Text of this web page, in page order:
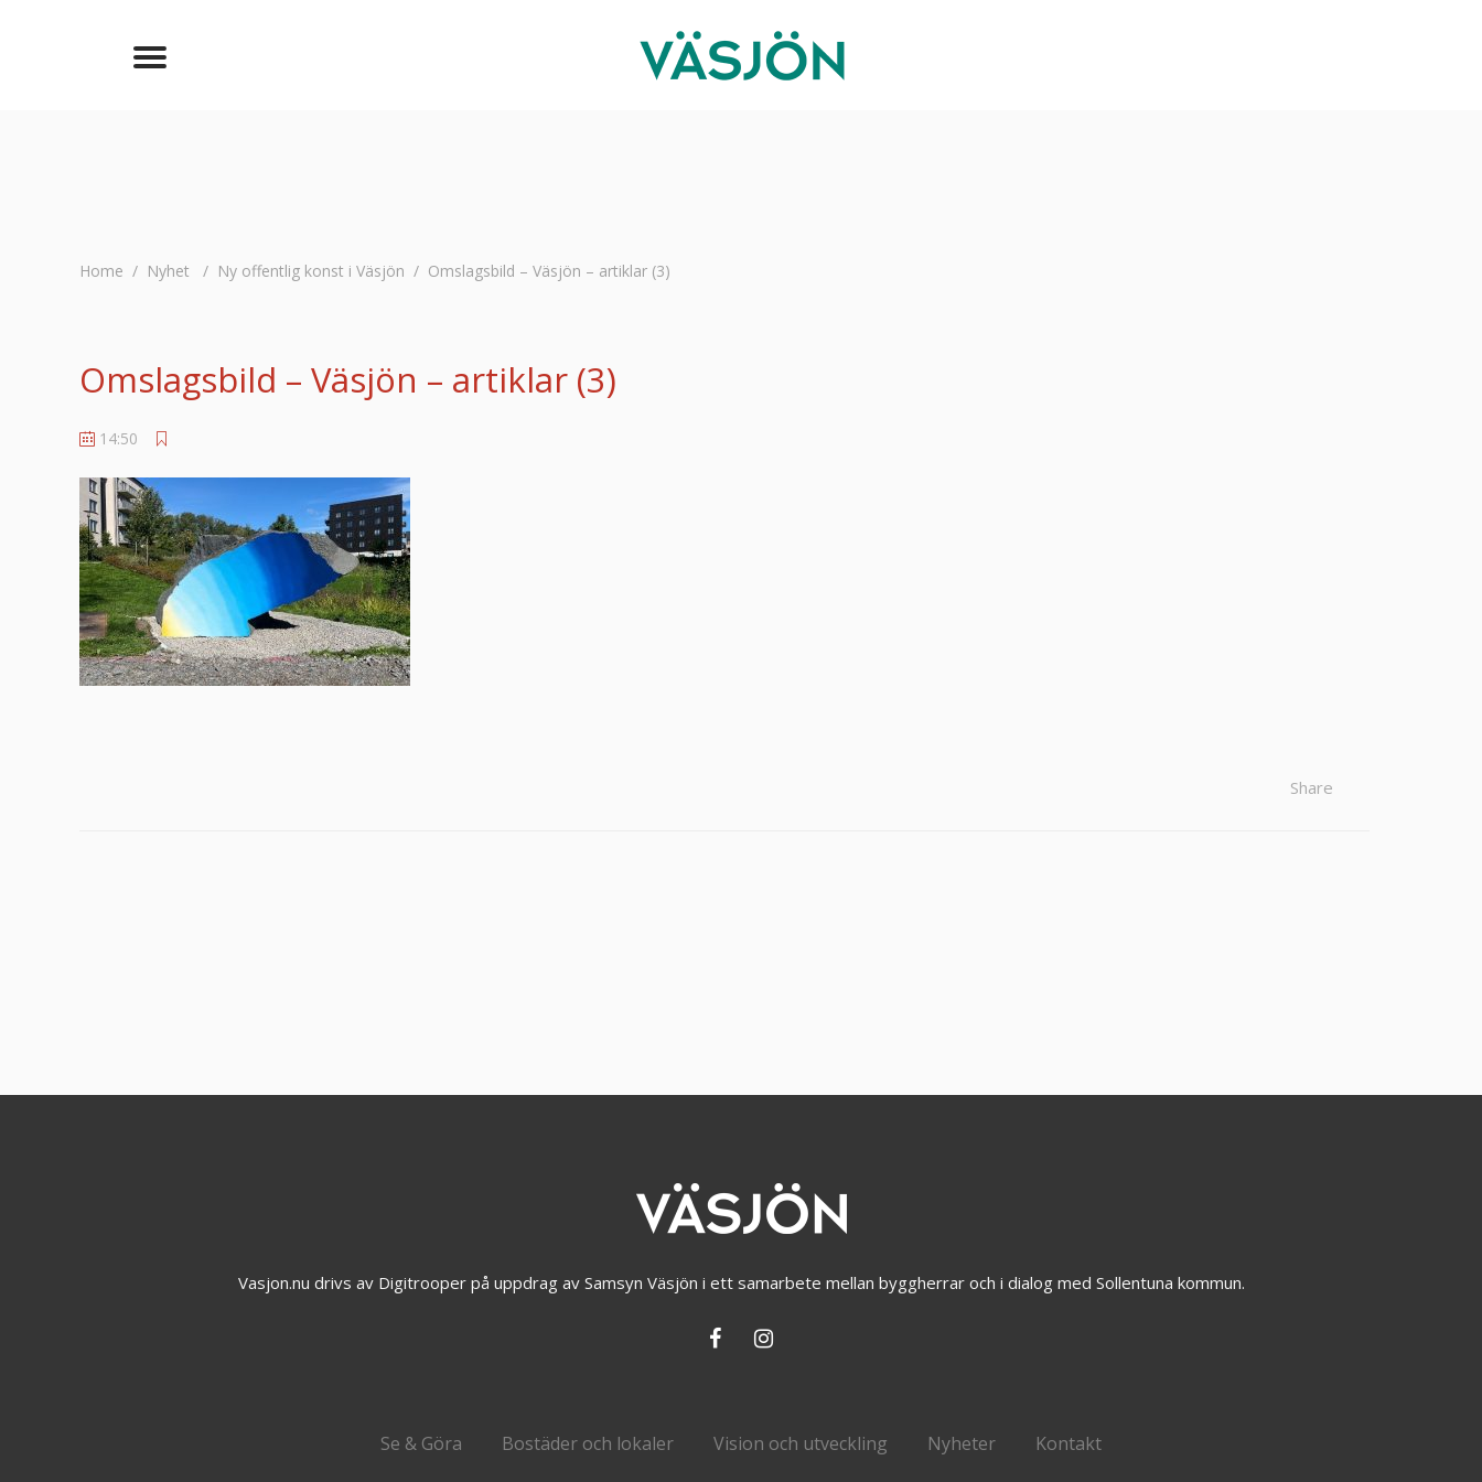
Home / Nyhet / Ny offentlig konst i Väsjön / Omslagsbild – Väsjön – artiklar (3)
Omslagsbild – Väsjön – artiklar (3)
14:50
Share
Vasjon.nu drivs av Digitrooper på uppdrag av Samsyn Väsjön i ett samarbete mellan byggherrar och i dialog med Sollentuna kommun.
Se & Göra Bostäder och lokaler Vision och utveckling Nyheter Kontakt